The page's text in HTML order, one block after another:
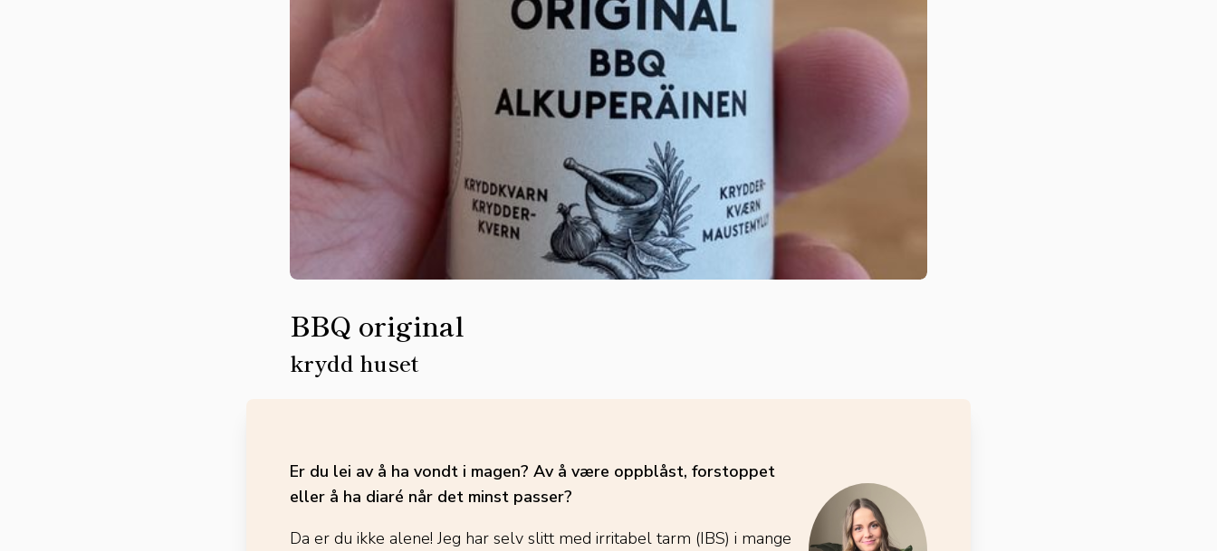
BBQ original
krydd huset
Er du lei av å ha vondt i magen? Av å være oppblåst, forstoppet
eller å ha diaré når det minst passer?
Da er du ikke alene! Jeg har selv slitt med irritabel tarm (IBS) i mange